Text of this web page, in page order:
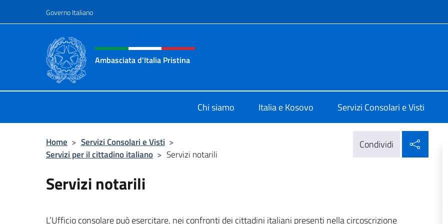
Governo Italiano
Intestazione sito, social e menù
Ambasciata d'Italia Pristina
Chi siamo Italia e Kosovo Servizi Consolari e Visti
Home > Servizi Consolari e Visti >
Servizi per il cittadino italiano > Servizi notarili
Condividi
Servizi notarili
L’Ufficio consolare può esercitare, nei confronti dei cittadini italiani presenti nella circoscrizione